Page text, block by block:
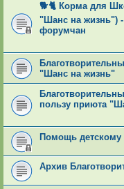
🐕🐈 Корма для
"Шанс на жизнь")
форумчан
"Шанс на жизнь"
пользу приюта
Помощь детскому
Архив